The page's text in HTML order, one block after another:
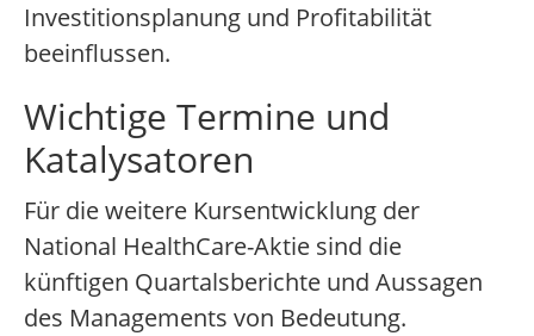
Investitionsplanung und Profitabilität
beeinflussen.
Wichtige Termine und
Katalysatoren
Für die weitere Kursentwicklung der
National HealthCare-Aktie sind die
künftigen Quartalsberichte und Aussagen
des Managements von Bedeutung.